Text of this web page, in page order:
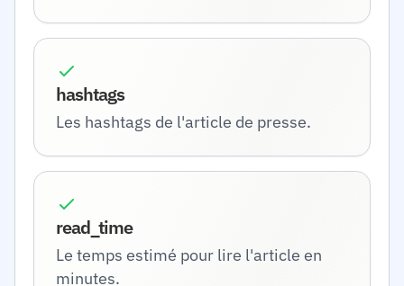
hashtags
Les hashtags de l'article de presse.
read_time
Le temps estimé pour lire l'article en
minutes.